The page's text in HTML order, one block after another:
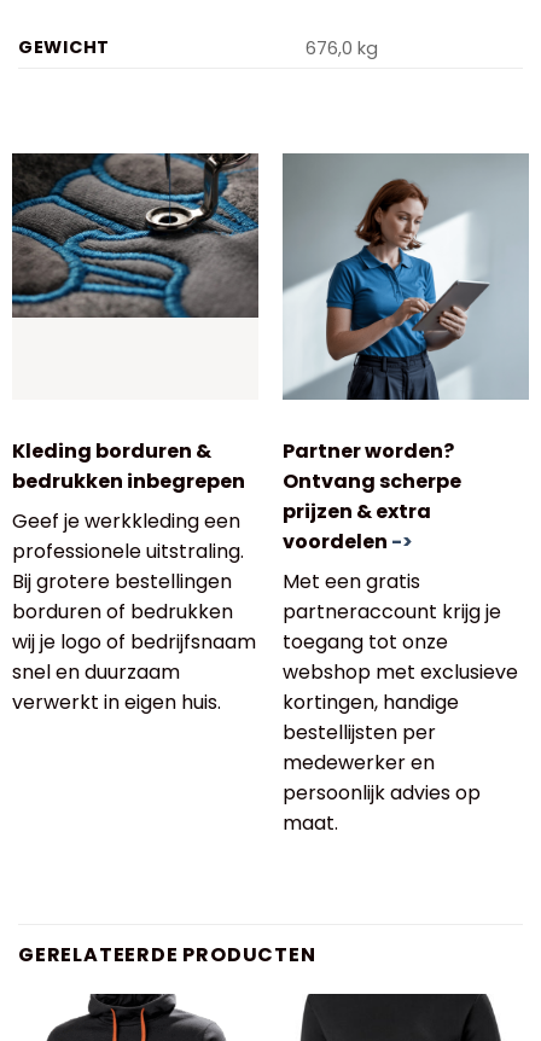
GEWICHT 676,0 kg
Kleding borduren &
bedrukken inbegrepen
Geef je werkkleding een
professionele uitstraling.
Bij grotere bestellingen
borduren of bedrukken
wij je logo of bedrijfsnaam
snel en duurzaam
verwerkt in eigen huis.
Partner worden?
Ontvang scherpe
prijzen & extra
voordelen ->
Met een gratis
partneraccount krijg je
toegang tot onze
webshop met exclusieve
kortingen, handige
bestellijsten per
medewerker en
persoonlijk advies op
maat.
GERELATEERDE PRODUCTEN